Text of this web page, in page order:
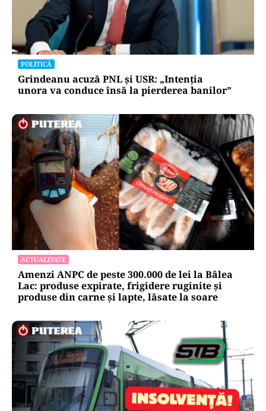
POLITICĂ
Grindeanu acuză PNL și USR: „Intenția
unora va conduce însă la pierderea banilor”
ACTUALITATE
Amenzi ANPC de peste 300.000 de lei la Bâlea
Lac: produse expirate, frigidere ruginite și
produse din carne și lapte, lăsate la soare